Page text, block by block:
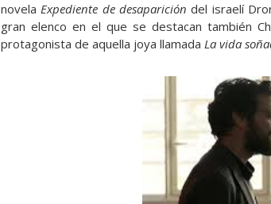
novelaExpediente de desaparición del israelí
gran elenco en el que se destacan también
protagonista de aquella joya llamada La vida